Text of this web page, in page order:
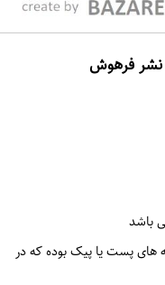
نشر فرهوش
باشد
های پست یا پیک بوده که در